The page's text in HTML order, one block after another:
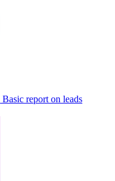
Basic report on leads